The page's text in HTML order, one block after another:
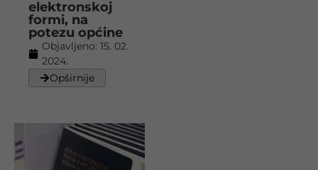
elektronskoj
formi, na
potezu općine
Objavljeno: 15. 02.
2024.
Opširnije